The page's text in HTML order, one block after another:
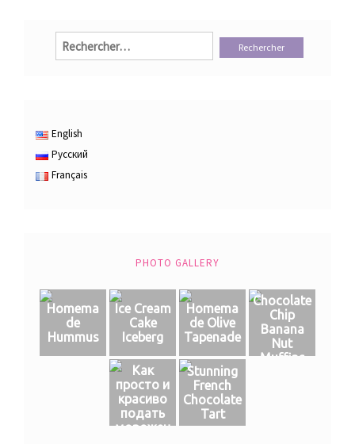
Rechercher :
English
Русский
Français
PHOTO GALLERY
Homema
de
Hummus
Ice Cream
Cake
Iceberg
Homema
de Olive
Tapenade
Chocolate
Chip
Banana
Nut
Muffins
Как
просто и
красиво
подать
морожен
Stunning
French
Chocolate
Tart